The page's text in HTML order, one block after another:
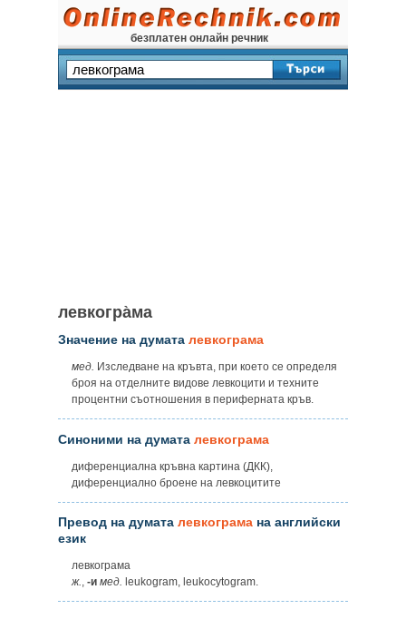
безплатен онлайн речник
левкогра̀ма
Значение на думата левкограма
мед. Изследване на кръвта, при което се определя
броя на отделните видове левкоцити и техните
процентни съотношения в периферната кръв.
Синоними на думата левкограма
диференциална кръвна картина (ДКК),
диференциално броене на левкоцитите
Превод на думата левкограма на английски
език
левкограма
ж., -и мед. leukogram, leukocytogram.